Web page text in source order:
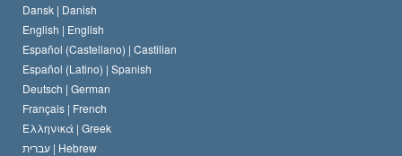
En scientologs kodex
David Miscavige
Kungörelse om religion
Dansk | Danish
English | English
Español (Castellano) | Castilian
Español (Latino) | Spanish
Deutsch | German
Français | French
Ελληνικά | Greek
עברית | Hebrew